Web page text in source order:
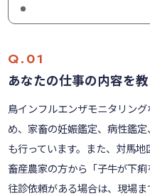
あなたの仕事の内容を
鳥インフルエンザモニタリン
め、家畜の妊娠鑑定、病性鑑
も行っています。また、対馬地
畜産農家の方から「子牛が下
往診依頼がある場合は、現場ま